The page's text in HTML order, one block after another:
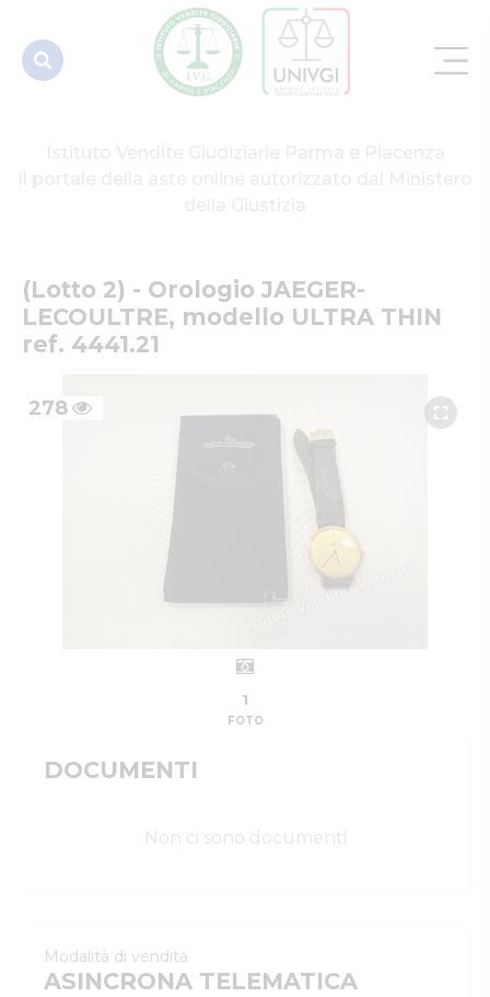
ref. 4441.21
(Lotto 2) - Orologio JAEGER-
LECOULTRE, modello ULTRA THIN
ref. 4441.21
278
1
FOTO
DOCUMENTI
Non ci sono documenti
Modalità di vendita
ASINCRONA TELEMATICA